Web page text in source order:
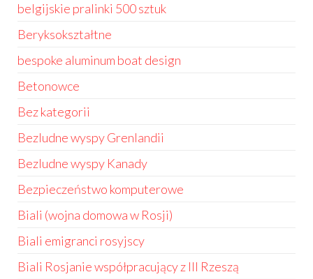
belgijskie pralinki 500 sztuk
Beryksokształtne
bespoke aluminum boat design
Betonowce
Bez kategorii
Bezludne wyspy Grenlandii
Bezludne wyspy Kanady
Bezpieczeństwo komputerowe
Biali (wojna domowa w Rosji)
Biali emigranci rosyjscy
Biali Rosjanie współpracujący z III Rzeszą